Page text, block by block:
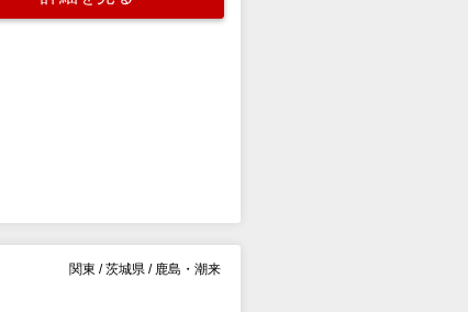
関東 / 茨城県 / 鹿島・潮来